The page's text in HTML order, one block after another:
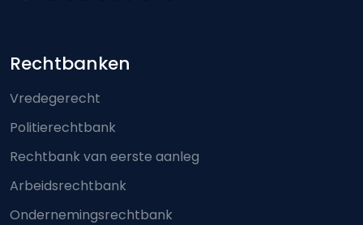
Footer-menu
Rechtbanken
Vredegerecht
Politierechtbank
Rechtbank van eerste aanleg
Arbeidsrechtbank
Ondernemingsrechtbank